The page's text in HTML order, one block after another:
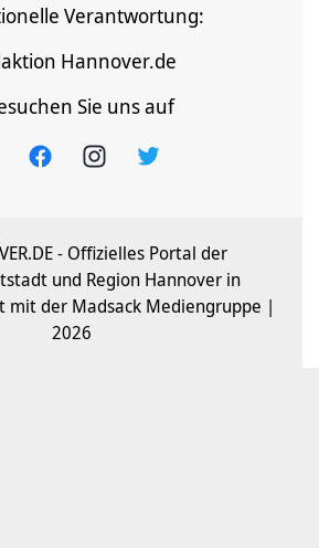
Verantwortung:
Hannover.de
Sie uns auf
- Offizielles Portal der
und Region Hannover in
mit der Madsack Mediengruppe |
2026